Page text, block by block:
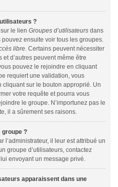
?
le lien Groupes d’utilisateurs dans
ensuite voir tous les groupes.
libre. Certains peuvent nécessiter
d’autres peuvent même être
pouvez le rejoindre en cliquant
requiert une validation, vous
sur le bouton approprié. Un
votre requête et pourra vous
le groupe. N’importunez pas le
il a sûrement ses raisons.
groupe ?
l’administrateur, il leur est attribué un
groupe d’utilisateurs, contactez
envoyant un message privé.
apparaissent dans une